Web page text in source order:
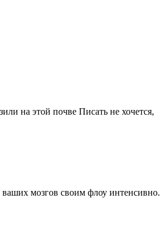
на этой почве Писать не хочется,
мозгов своим флоу интенсивно.